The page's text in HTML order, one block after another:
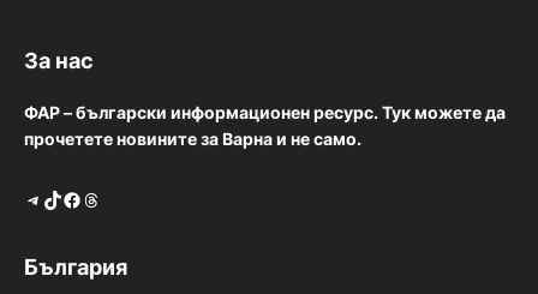
За нас
ФАР – български информационен ресурс. Тук можете да
прочетете новините за Варна и не само.
Telegram TikTok Facebook Threads
България